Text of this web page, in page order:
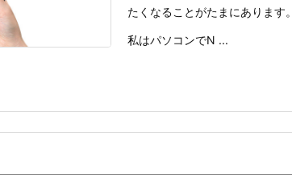
たくなることがたまにあります。
私はパソコンでN ...